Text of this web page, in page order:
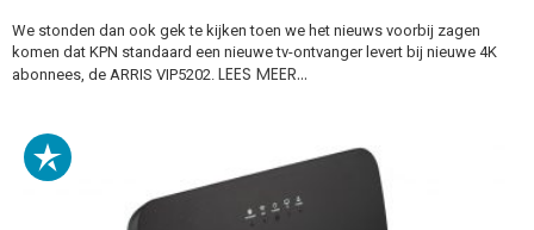
We stonden dan ook gek te kijken toen we het nieuws voorbij zagen
komen dat KPN standaard een nieuwe tv-ontvanger levert bij nieuwe 4K
abonnees, de ARRIS VIP5202. LEES MEER…